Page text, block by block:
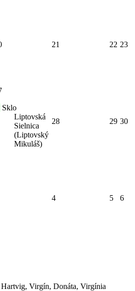
21 22 23
Sklo
Liptovská
Sielnica
(Liptovský
Mikuláš)
28 29 30
4 5 6
Hartvig, Virgín, Donáta, Virgínia